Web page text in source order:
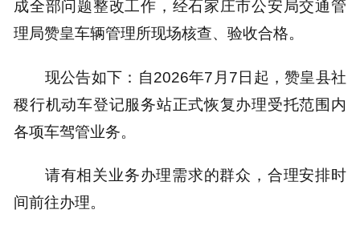
成全部问题整改工作，经石家庄市公安局交通管
理局赞皇车辆管理所现场核查、验收合格。
现公告如下：自2026年7月7日起，赞皇县社
稷行机动车登记服务站正式恢复办理受托范围内
各项车驾管业务。
请有相关业务办理需求的群众，合理安排时
间前往办理。